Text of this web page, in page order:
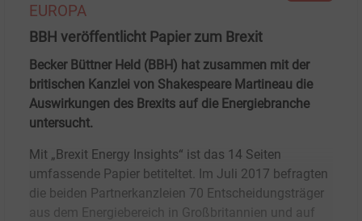
EUROPA
BBH veröffentlicht Papier zum Brexit
Becker Büttner Held (BBH) hat zusammen mit der
britischen Kanzlei von Shakespeare Martineau die
Auswirkungen des Brexits auf die Energiebranche
untersucht.
Mit „Brexit Energy Insights“ ist das 14 Seiten
umfassende Papier betiteltet. Im Juli 2017 befragten
die beiden Partnerkanzleien 70 Entscheidungsträger
aus dem Energiebereich in Großbritannien und auf